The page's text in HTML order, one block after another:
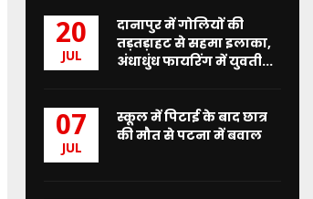
20
JUL
दानापुर में गोलियों की
तड़तड़ाहट से सहमा इलाका,
अंधाधुंध फायरिंग में युवती...
07
JUL
स्कूल में पिटाई के बाद छात्र
की मौत से पटना में बवाल